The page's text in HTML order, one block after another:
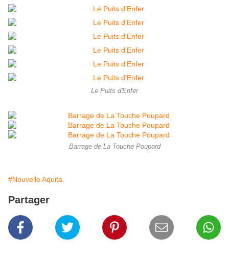
Le Puits d'Enfer
Barrage de La Touche Poupard
#Nouvelle Aquita.
Partager